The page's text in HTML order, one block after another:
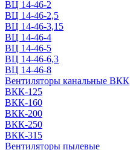
ВЦ 14-46-2
ВЦ 14-46-2,5
ВЦ 14-46-3,15
ВЦ 14-46-4
ВЦ 14-46-5
ВЦ 14-46-6,3
ВЦ 14-46-8
Вентиляторы канальные ВКК
ВКК-125
ВКК-160
ВКК-200
ВКК-250
ВКК-315
Вентиляторы пылевые